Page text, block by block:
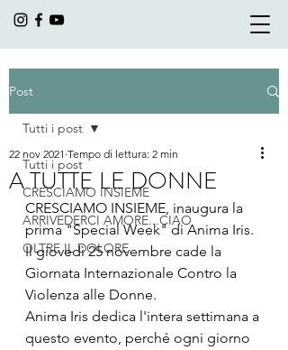
Post
Tutti i post
CRESCIAMO INSIEME
ARRIVEDERCI AMORE...CIAO
OLTRE IL DOLORE
Tutti i post
A TUTTE LE DONNE
22 nov 2021 Tempo di lettura: 2 min
CRESCIAMO INSIEME, inaugura la
prima "Special Week" di Anima Iris.
Il giovedì 25 novembre cade la
Giornata Internazionale Contro la
Violenza alle Donne.
Anima Iris dedica l'intera settimana a
questo evento, perché ogni giorno